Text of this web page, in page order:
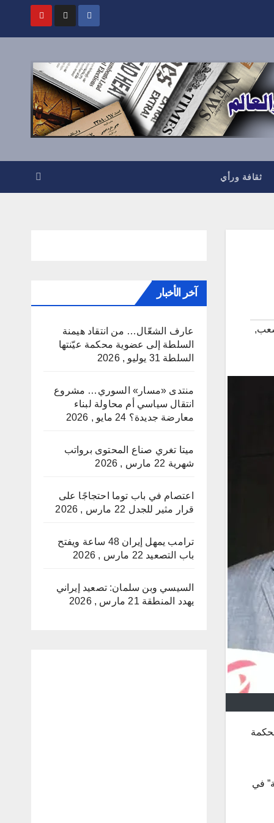
ثقافة ورأي
,
في
آخر الأخبار
عارف الشعّال… من انتقاد هيمنة
السلطة إلى عضوية محكمة عيّنتها
السلطة 31 يوليو , 2026
منتدى «مسار» السوري… مشروع
انتقال سياسي أم محاولة لبناء
معارضة جديدة؟ 24 مايو , 2026
ميتا تغري صناع المحتوى برواتب
شهرية 22 مارس , 2026
اعتصام في باب توما احتجاجًا على
قرار مثير للجدل 22 مارس , 2026
ترامب يمهل إيران 48 ساعة ويفتح
باب التصعيد 22 مارس , 2026
السيسي وبن سلمان: تصعيد إيراني
يهدد المنطقة 21 مارس , 2026